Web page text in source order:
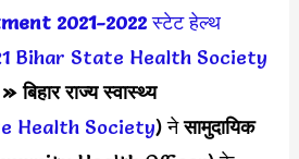
2021-2022 स्टेट हेल्थ
Bihar State Health Society
» बिहार राज्य स्वास्थ्य
Health Society) नेसामुदायिक